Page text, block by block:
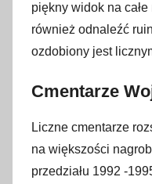
piękny widok na
również odnaleźć
ozdobiony jest
Cmentarze
Liczne cmentarze
na większości
przedziału 1992 -